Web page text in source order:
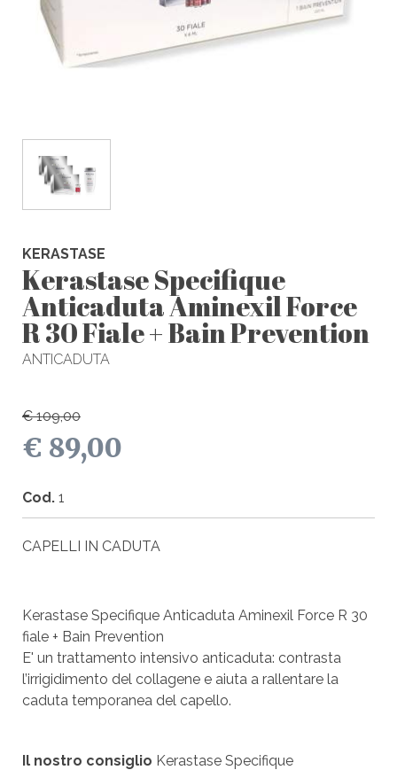
KERASTASE
Kerastase Specifique
Anticaduta Aminexil Force
R 30 Fiale + Bain Prevention
ANTICADUTA
€ 109,00
€ 89,00
Cod. 1
CAPELLI IN CADUTA
Kerastase Specifique Anticaduta Aminexil Force R 30
fiale + Bain Prevention
E' un trattamento intensivo anticaduta: contrasta
l’irrigidimento del collagene e aiuta a rallentare la
caduta temporanea del capello.
Il nostro consiglio Kerastase Specifique